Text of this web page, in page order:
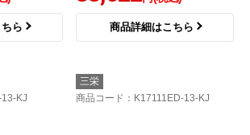
ら 商品詳細はこちら
13-KJ
三栄
商品コード ：K17111ED-13-KJ